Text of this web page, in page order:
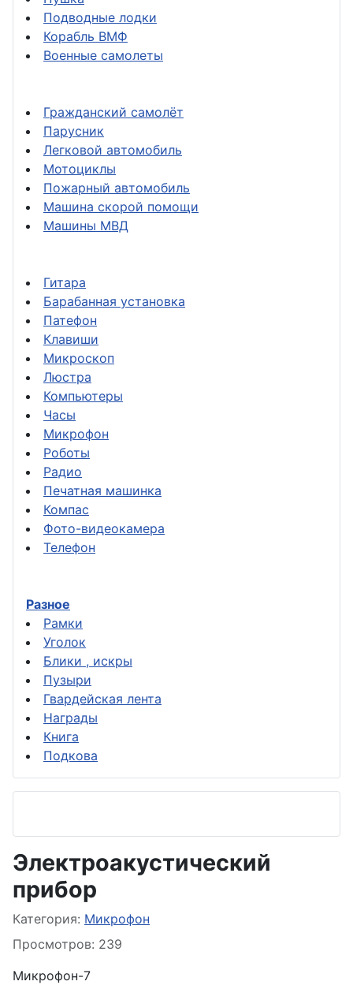
Подводные лодки
Корабль ВМФ
Военные самолеты
Гражданский самолёт
Парусник
Легковой автомобиль
Мотоциклы
Пожарный автомобиль
Машина скорой помощи
Машины МВД
Гитара
Барабанная установка
Патефон
Клавиши
Микроскоп
Люстра
Компьютеры
Часы
Микрофон
Роботы
Радио
Печатная машинка
Компас
Фото-видеокамера
Телефон
Разное
Рамки
Уголок
Блики , искры
Пузыри
Гвардейская лента
Награды
Книга
Подкова
Электроакустический
прибор
Информация о материале
Категория: Микрофон
Просмотров: 239
Микрофон-7